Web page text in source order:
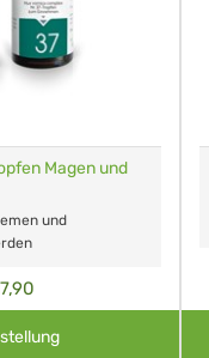
Magen und
und